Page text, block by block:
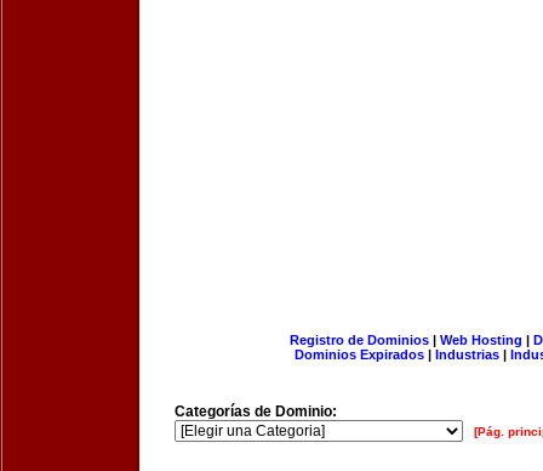
Registro de Dominios| Web Hosting |
Dominios Expirados | Industrias |
Categorías de Dominio:
[Pág.